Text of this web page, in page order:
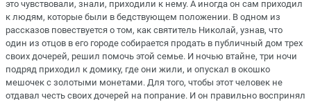
это чувствовали, знали, приходили к нему. А иногда он сам приходил
к людям, которые были в бедствующем положении. В одном из
рассказов повествуется о том, как святитель Николай, узнав, что
один из отцов в его городе собирается продать в публичный дом трех
своих дочерей, решил помочь этой семье. И ночью втайне, три ночи
подряд приходил к домику, где они жили, и опускал в окошко
мешочек с золотыми монетами. Для того, чтобы этот человек не
отдавал честь своих дочерей на попрание. И он правильно воспринял